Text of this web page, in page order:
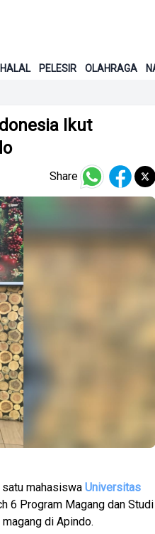
HALAL PELESIR OLAHRAGA
Ikut
Share
mahasiswa Universitas
6 Program Magang dan Studi
di Apindo.